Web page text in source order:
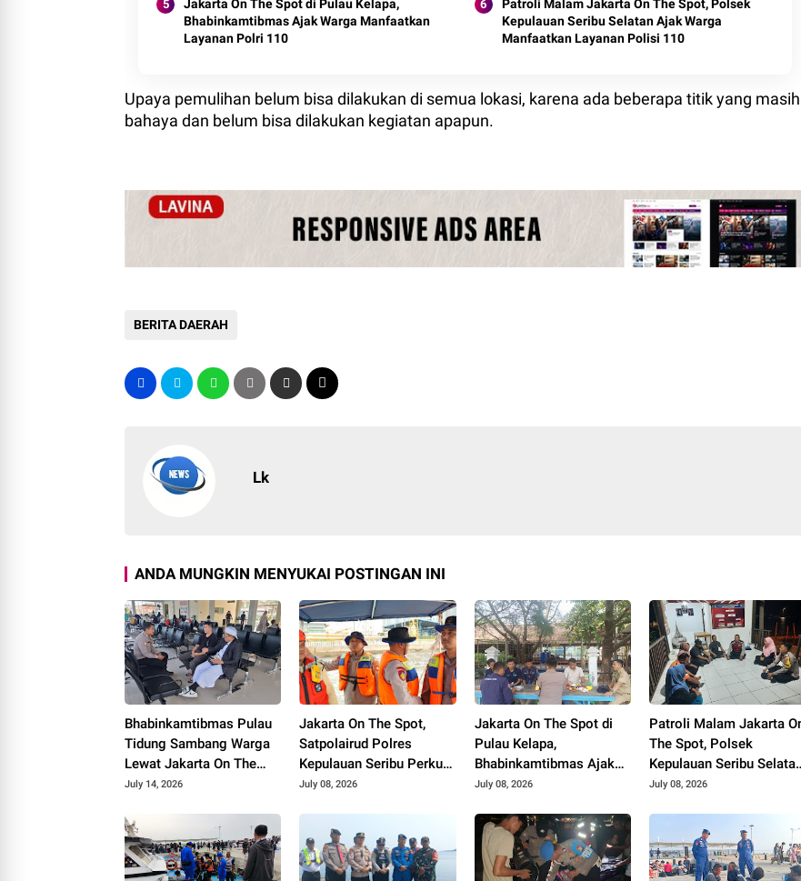
Jakarta On The Spot di Pulau Kelapa,
Bhabinkamtibmas Ajak Warga Manfaatkan
Layanan Polri 110
Patroli Malam Jakarta On The Spot, Polsek
Kepulauan Seribu Selatan Ajak Warga
Manfaatkan Layanan Polisi 110
Upaya pemulihan belum bisa dilakukan di semua lokasi, karena ada beberapa titik yang masih
bahaya dan belum bisa dilakukan kegiatan apapun.
BERITA DAERAH
Lk
ANDA MUNGKIN MENYUKAI POSTINGAN INI
Bhabinkamtibmas Pulau
Tidung Sambang Warga
Lewat Jakarta On The
Spot, Sosialisasikan
July 14, 2026
Jakarta On The Spot,
Satpolairud Polres
Kepulauan Seribu Perkuat
Kemitraan dengan
Layanan Polisi 110
July 08, 2026
Jakarta On The Spot di
Pulau Kelapa,
Bhabinkamtibmas Ajak
Warga Manfaatkan
July 08, 2026
Patroli Malam Jakarta
The Spot, Polsek
Kepulauan Seribu
Ajak Warga Manfaatkan
July 08, 2026